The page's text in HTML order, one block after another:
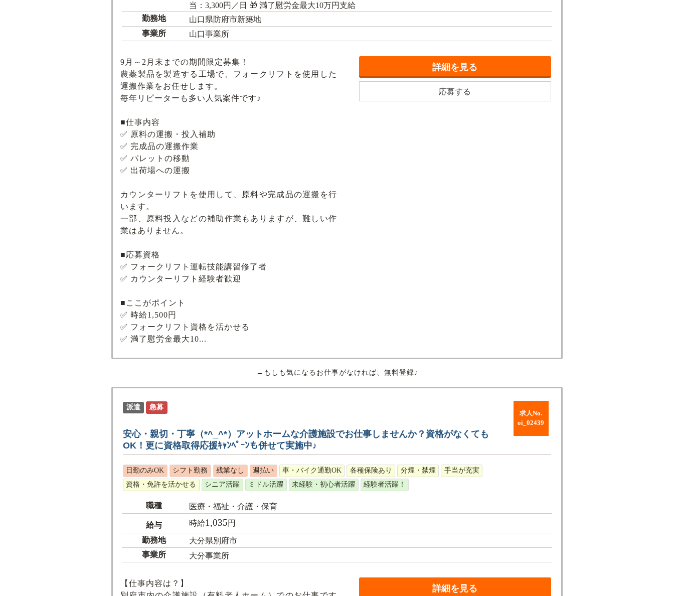
当：3,300円／日 🎁 満了慰労金最大10万円支給
勤務地
山口県防府市新築地
事業所
山口事業所
9月～2月末までの期間限定募集！
農薬製品を製造する工場で、フォークリフトを使用した
運搬作業をお任せします。
毎年リピーターも多い人気案件です♪
■仕事内容
✅ 原料の運搬・投入補助
✅ 完成品の運搬作業
✅ パレットの移動
✅ 出荷場への運搬
カウンターリフトを使用して、原料や完成品の運搬を行
います。
一部、原料投入などの補助作業もありますが、難しい作
業はありません。
■応募資格
✅ フォークリフト運転技能講習修了者
✅ カウンターリフト経験者歓迎
■ここがポイント
✅ 時給1,500円
✅ フォークリフト資格を活かせる
✅ 満了慰労金最大10...
詳細を見る
応募する
→もしも気になるお仕事がなければ、無料登録♪
求人No.
oi_02439
派遣 急募
安心・親切・丁寧（*^_^*）アットホームな介護施設でお仕事しませんか？資格がなくても
OK！更に資格取得応援ｷｬﾝﾍﾟｰﾝも併せて実施中♪
日勤のみOK シフト勤務 残業なし 週払い 車・バイク通勤OK 各種保険あり 分煙・禁煙
手当が充実
資格・免許を活かせる
シニア活躍 ミドル活躍 未経験・初心者活躍 経験者活躍！
職種 医療・福祉・介護・保育
給与 時給1,035円
勤務地
大分県別府市
事業所
大分事業所
【仕事内容は？】
詳細を見る